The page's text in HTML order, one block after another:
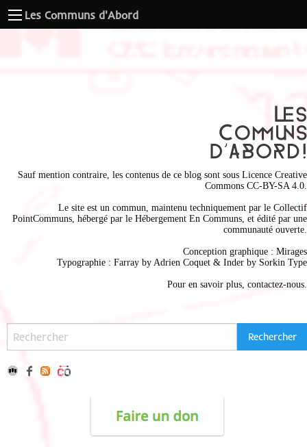
Les Communs d'Abord
Sauf mention contraire, les contenus de ce blog sont sous Licence Creative
Commons CC-BY-SA 4.0
Le site est un commun, maintenu techniquement par le Collectif
PointCommuns , hébergé par le Hébergement En Communs , et édité par une
communauté ouverte.
Conception graphique : Mirages
Typographie : Farray by Adrien Coquet & Inder by Sorkin Type
Pour en savoir plus, contactez-nous